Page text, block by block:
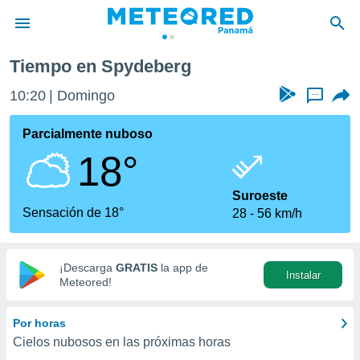
de
ha
que se
calidad.
a este
las
y
digital
basada
Tiempo en Spydeberg
10:20 Domingo ...
Parcialmente nuboso
18°
Sensación de 18°
Suroeste
28
56 km/h
¡Descarga GRATIS la app de
Meteored!
Instalar
Por horas
Cielos nubosos en las próximas horas